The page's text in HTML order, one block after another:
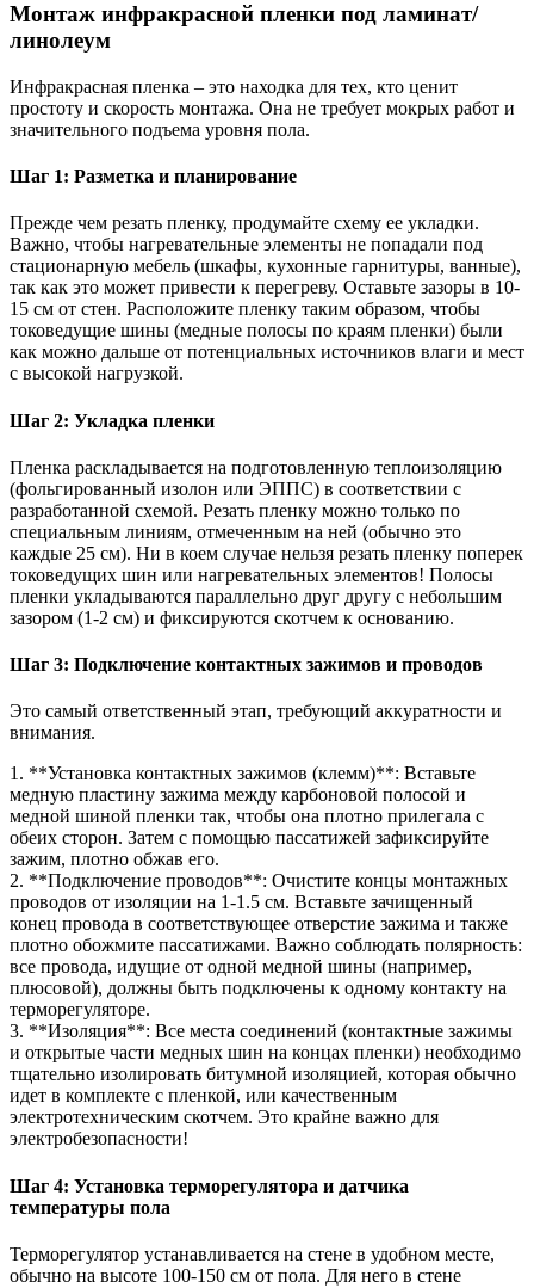
Монтаж инфракрасной пленки под ламинат/
линолеум
Инфракрасная пленка – это находка для тех, кто ценит
простоту и скорость монтажа. Она не требует мокрых работ и
значительного подъема уровня пола.
Шаг 1: Разметка и планирование
Прежде чем резать пленку, продумайте схему ее укладки.
Важно, чтобы нагревательные элементы не попадали под
стационарную мебель (шкафы, кухонные гарнитуры, ванные),
так как это может привести к перегреву. Оставьте зазоры в 10-
15 см от стен. Расположите пленку таким образом, чтобы
токоведущие шины (медные полосы по краям пленки) были
как можно дальше от потенциальных источников влаги и мест
с высокой нагрузкой.
Шаг 2: Укладка пленки
Пленка раскладывается на подготовленную теплоизоляцию
(фольгированный изолон или ЭППС) в соответствии с
разработанной схемой. Резать пленку можно только по
специальным линиям, отмеченным на ней (обычно это
каждые 25 см). Ни в коем случае нельзя резать пленку поперек
токоведущих шин или нагревательных элементов! Полосы
пленки укладываются параллельно друг другу с небольшим
зазором (1-2 см) и фиксируются скотчем к основанию.
Шаг 3: Подключение контактных зажимов и проводов
Это самый ответственный этап, требующий аккуратности и
внимания.
1. **Установка контактных зажимов (клемм)**: Вставьте
медную пластину зажима между карбоновой полосой и
медной шиной пленки так, чтобы она плотно прилегала с
обеих сторон. Затем с помощью пассатижей зафиксируйте
зажим, плотно обжав его.
2. **Подключение проводов**: Очистите концы монтажных
проводов от изоляции на 1-1.5 см. Вставьте зачищенный
конец провода в соответствующее отверстие зажима и также
плотно обожмите пассатижами. Важно соблюдать полярность:
все провода, идущие от одной медной шины (например,
плюсовой), должны быть подключены к одному контакту на
терморегуляторе.
3. **Изоляция**: Все места соединений (контактные зажимы
и открытые части медных шин на концах пленки) необходимо
тщательно изолировать битумной изоляцией, которая обычно
идет в комплекте с пленкой, или качественным
электротехническим скотчем. Это крайне важно для
электробезопасности!
Шаг 4: Установка терморегулятора и датчика
температуры пола
Терморегулятор устанавливается на стене в удобном месте,
обычно на высоте 100-150 см от пола. Для него в стене